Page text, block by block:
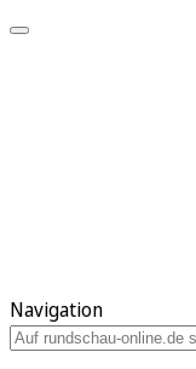
Navigation